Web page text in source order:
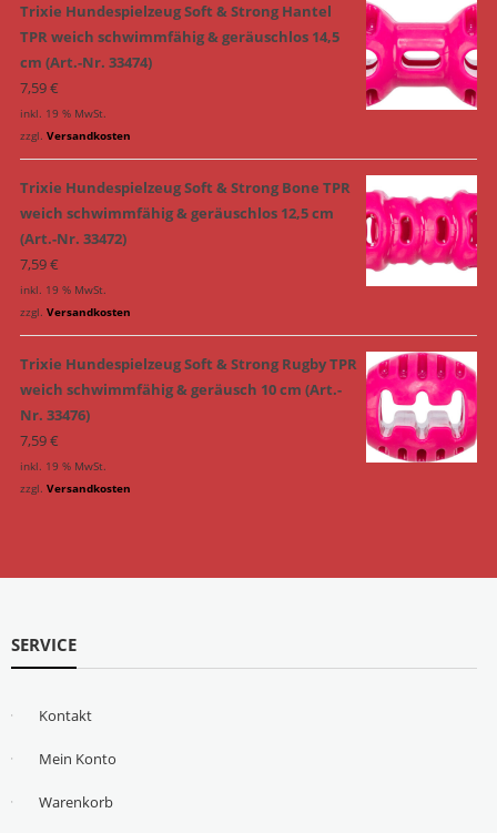
Trixie Hundespielzeug Soft & Strong Hantel
TPR weich schwimmfähig & geräuschlos 14,5
cm (Art.-Nr. 33474)
7,59€
inkl. 19 % MwSt.
zzgl. Versandkosten
Trixie Hundespielzeug Soft & Strong Bone TPR
weich schwimmfähig & geräuschlos 12,5 cm
(Art.-Nr. 33472)
7,59€
inkl. 19 % MwSt.
zzgl. Versandkosten
Trixie Hundespielzeug Soft & Strong Rugby TPR
weich schwimmfähig & geräusch 10 cm (Art.-
Nr. 33476)
7,59€
inkl. 19 % MwSt.
zzgl. Versandkosten
SERVICE
Kontakt
Mein Konto
Warenkorb